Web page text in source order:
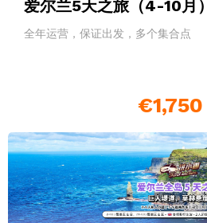
爱尔兰5天之旅（4-10月）
全年运营，保证出发，多个集合点
€1,750